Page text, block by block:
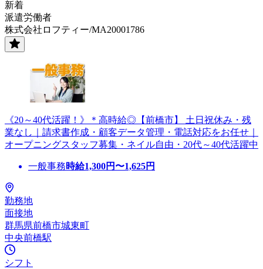
新着
派遣労働者
株式会社ロフティー/MA20001786
《20～40代活躍！》＊高時給◎【前橋市】 土日祝休み・残
業なし｜請求書作成・顧客データ管理・電話対応をお任せ｜
オープニングスタッフ募集・ネイル自由・20代～40代活躍中
一般事務時給1,300円〜1,625円
勤務地
面接地
群馬県前橋市城東町
中央前橋駅
シフト